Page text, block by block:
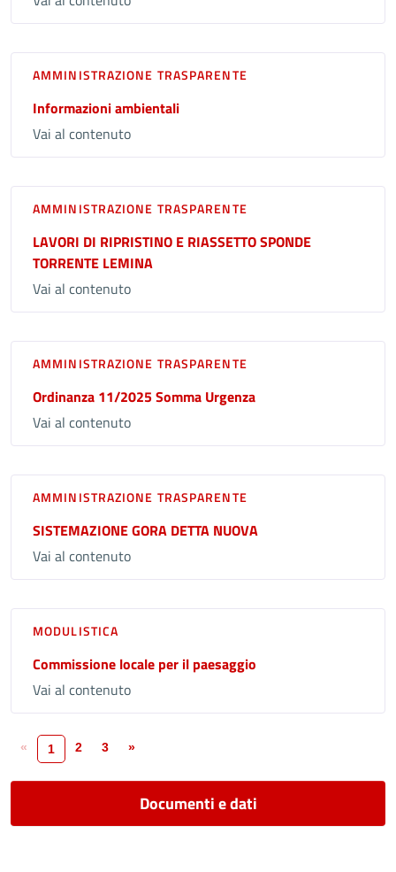
AMMINISTRAZIONE TRASPARENTE
Informazioni ambientali
Vai al contenuto
AMMINISTRAZIONE TRASPARENTE
LAVORI DI RIPRISTINO E RIASSETTO SPONDE
TORRENTE LEMINA
Vai al contenuto
AMMINISTRAZIONE TRASPARENTE
Ordinanza 11/2025 Somma Urgenza
Vai al contenuto
AMMINISTRAZIONE TRASPARENTE
SISTEMAZIONE GORA DETTA NUOVA
Vai al contenuto
MODULISTICA
Commissione locale per il paesaggio
Vai al contenuto
« 1 2 3 »
Documenti e dati